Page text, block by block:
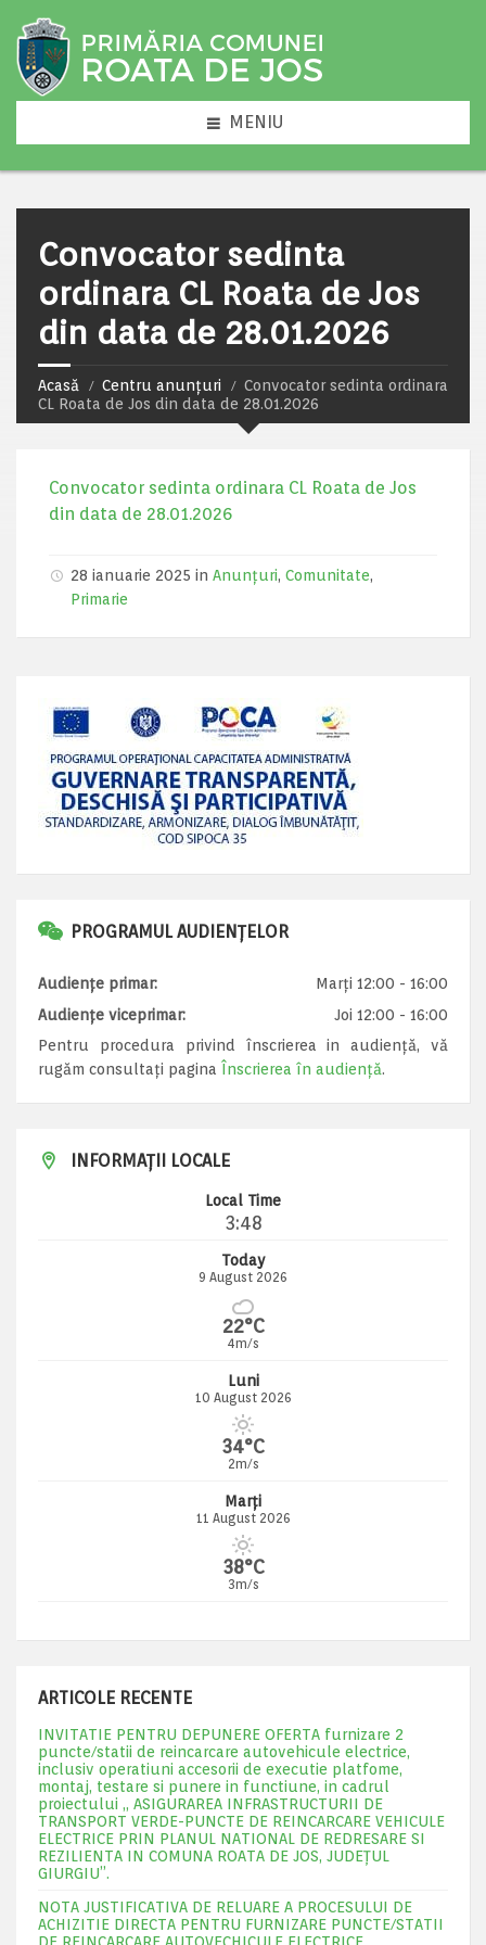
MENIU
Convocator sedinta
ordinara CL Roata de Jos
din data de 28.01.2026
Acasă Centru anunțuri
Convocator sedinta ordinara
CL Roata de Jos din data de 28.01.2026
Convocator sedinta ordinara CL Roata de Jos
din data de 28.01.2026
28 ianuarie 2025 in Anunțuri, Comunitate,
Primarie
PROGRAMUL AUDIENȚELOR
Audiențe primar:
Marți 12:00 - 16:00
Audiențe viceprimar:
Joi 12:00 - 16:00
Pentru procedura privind înscrierea in audiență, vă
rugăm consultați pagina Înscrierea în audiență.
INFORMAȚII LOCALE
Local Time
3:48
Today
9 August 2026
22°C
4m/s
Luni
10 August 2026
34°C
2m/s
Marți
11 August 2026
38°C
3m/s
ARTICOLE RECENTE
INVITATIE PENTRU DEPUNERE OFERTA furnizare 2
puncte/statii de reincarcare autovehicule electrice,
inclusiv operatiuni accesorii de executie platfome,
montaj, testare si punere in functiune, in cadrul
proiectului „ ASIGURAREA INFRASTRUCTURII DE
TRANSPORT VERDE-PUNCTE DE REINCARCARE VEHICULE
ELECTRICE PRIN PLANUL NATIONAL DE REDRESARE SI
REZILIENTA IN COMUNA ROATA DE JOS, JUDEŢUL
GIURGIU”.
NOTA JUSTIFICATIVA DE RELUARE A PROCESULUI DE
ACHIZITIE DIRECTA PENTRU FURNIZARE PUNCTE/STATII